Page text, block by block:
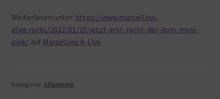
Weiterlesen unter: https://www.marcellino-
alive.rocks/2022/01/25/jetzt-erst-recht-der-dom-muss-
pink/ auf Marcellino A-Live
Kategorie: Allgemein